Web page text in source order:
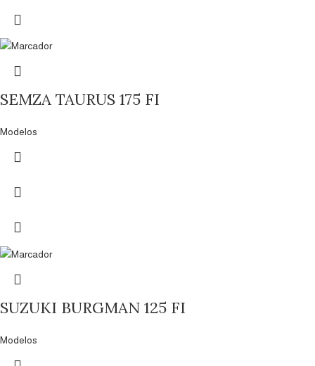
SEMZA TAURUS 175 FI
Modelos
SUZUKI BURGMAN 125 FI
Modelos